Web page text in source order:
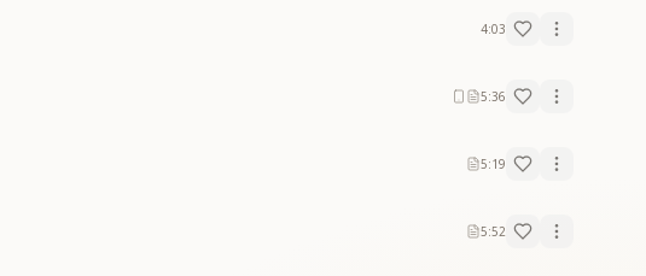
4:03
5:36
5:19
5:52